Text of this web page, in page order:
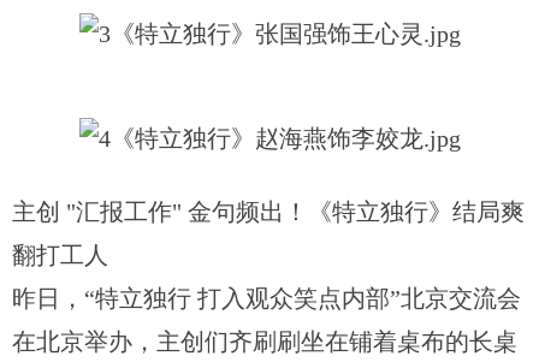
主创 "汇报工作" 金句频出！《特立独行》结局爽
翻打工人
昨日，“特立独行 打入观众笑点内部”北京交流会
在北京举办，主创们齐刷刷坐在铺着桌布的长桌